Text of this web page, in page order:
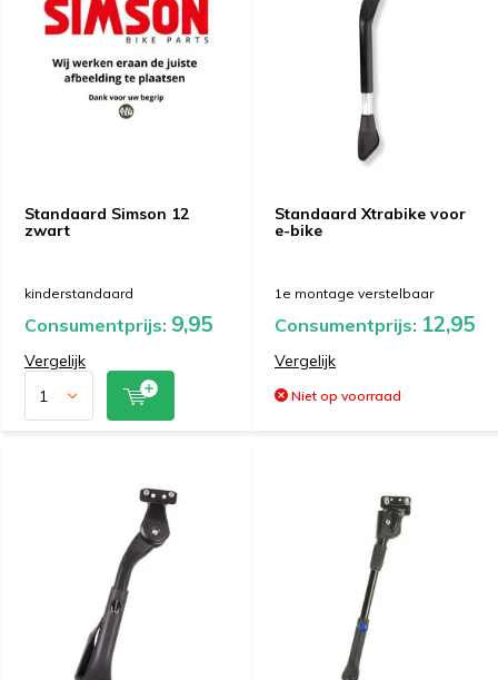
Standaard Simson 12
zwart
kinderstandaard
Consumentprijs: 9,95
Vergelijk
Standaard Xtrabike voor
e-bike
1e montage verstelbaar
Consumentprijs: 12,95
Vergelijk
Niet op voorraad